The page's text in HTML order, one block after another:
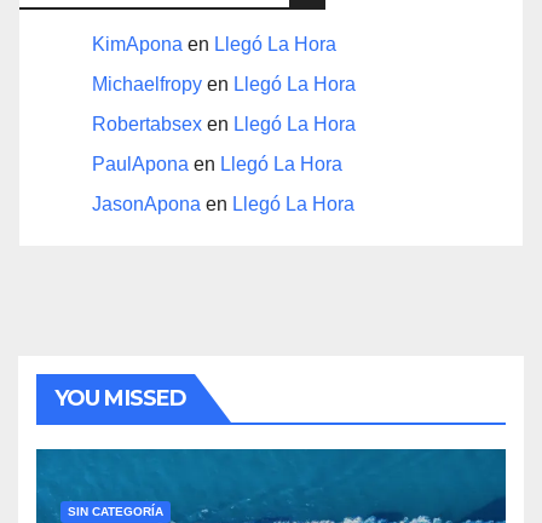
KimApona en Llegó La Hora
Michaelfropy en Llegó La Hora
Robertabsex en Llegó La Hora
PaulApona en Llegó La Hora
JasonApona en Llegó La Hora
YOU MISSED
SIN CATEGORÍA